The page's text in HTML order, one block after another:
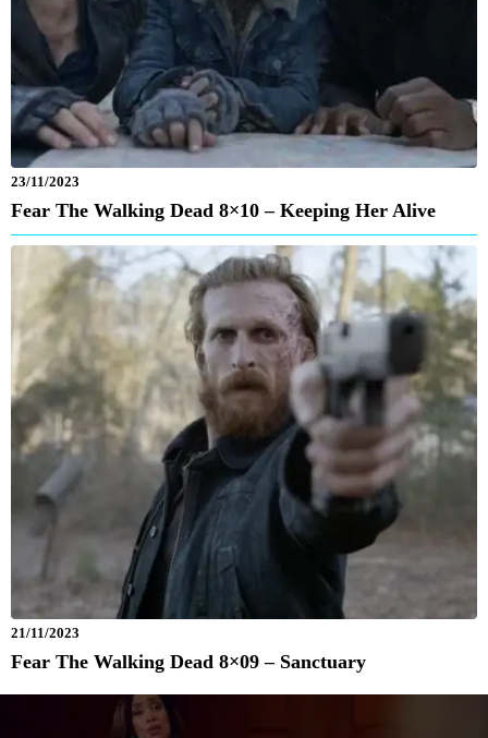
23/11/2023
Fear The Walking Dead 8×10 – Keeping Her Alive
21/11/2023
Fear The Walking Dead 8×09 – Sanctuary